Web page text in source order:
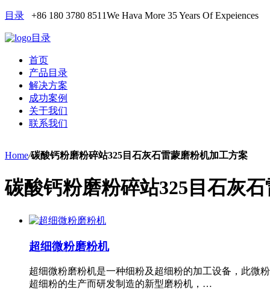
目录 +86 180 3780 8511We Hava More 35 Years Of Expeiences
目录
首页
产品目录
解决方案
成功案例
关于我们
联系我们
Home/碳酸钙粉磨粉碎站325目石灰石雷蒙磨粉机加工方案
碳酸钙粉磨粉碎站325目石灰
超细微粉磨粉机
超细微粉磨粉机是一种细粉及超细粉的加工设备，此微
超细粉的生产而研发制造的新型磨粉机，…